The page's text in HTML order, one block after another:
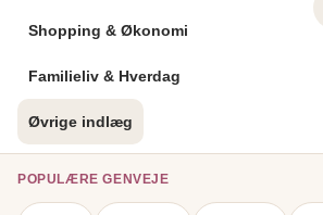
Shopping & Økonomi
Familieliv & Hverdag
Øvrige indlæg
POPULÆRE GENVEJE